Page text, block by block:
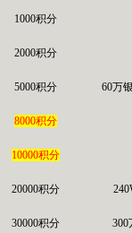
1000积分
2000积分
5000积分 60万
8000积分
10000积分
20000积分
30000积分